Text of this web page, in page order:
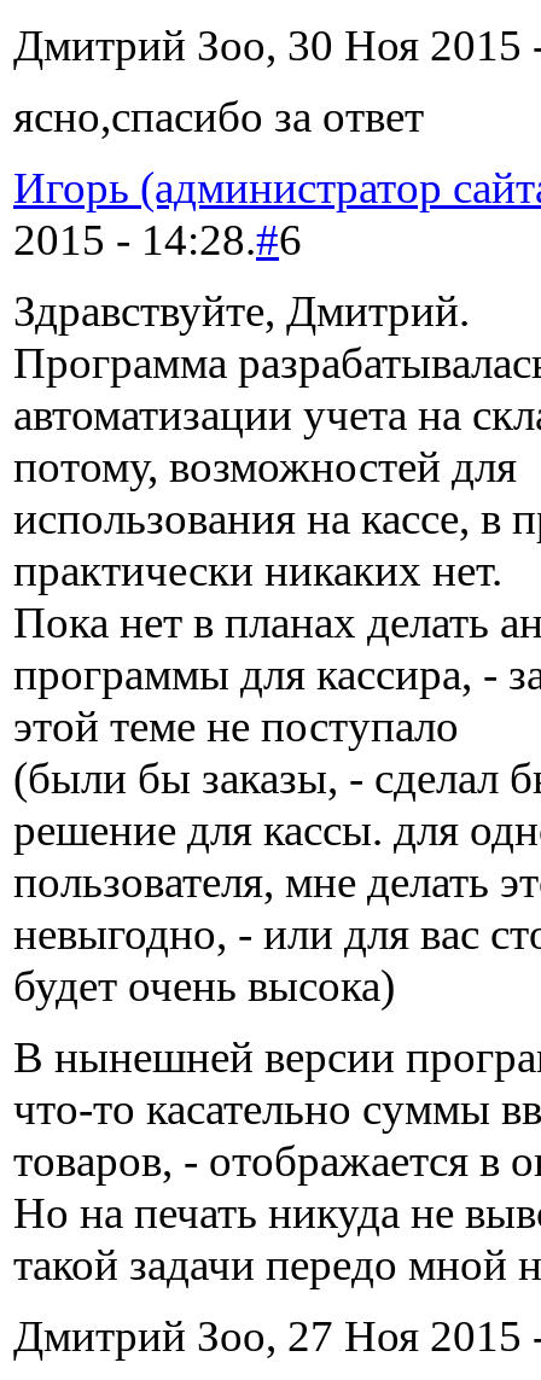
Дмитрий Зоо, 30 Ноя 2015
ясно,спасибо за ответ
Игорь (администратор
2015 - 14:28.#6
Здравствуйте, Дмитрий.
Программа
автоматизации учета на
потому, возможностей для
использования на кассе, в
практически никаких нет.
Пока нет в планах делать
программы для кассира, -
этой теме не поступало
(были бы заказы, - сделал
решение для кассы. для
пользователя, мне делать
невыгодно, - или для вас
будет очень высока)
В нынешней версии
что-то касательно суммы
товаров, - отображается в
Но на печать никуда не
такой задачи передо мной
Дмитрий Зоо, 27 Ноя 2015